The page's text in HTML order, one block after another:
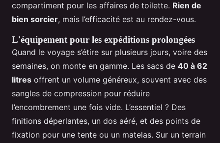
compartiment pour les affaires de toilette. Rien de
bien sorcier, mais l’efficacité est au rendez-vous.
L'équipement pour les expéditions prolongées
Quand le voyage s’étire sur plusieurs jours, voire des
semaines, on monte en gamme. Les sacs de 40 à 62
litres offrent un volume généreux, souvent avec des
sangles de compression pour réduire
l’encombrement une fois vide. L’essentiel ? Des
finitions déperlantes, un dos aéré, et des points de
fixation pour une tente ou un matelas. Sur un terrain